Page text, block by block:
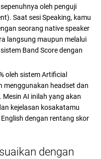
oleh penguji
Saat sesi Speaking, kamu
seorang native speaker
langsung maupun melalui
Band Score dengan
oleh sistem Artificial
menggunakan headset dan
AI inilah yang akan
kejelasan kosakatamu
dengan rentang skor
dengan